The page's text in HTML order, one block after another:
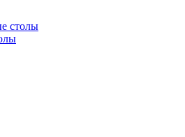
столы